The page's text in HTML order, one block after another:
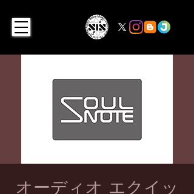
オーディオ エクイッ